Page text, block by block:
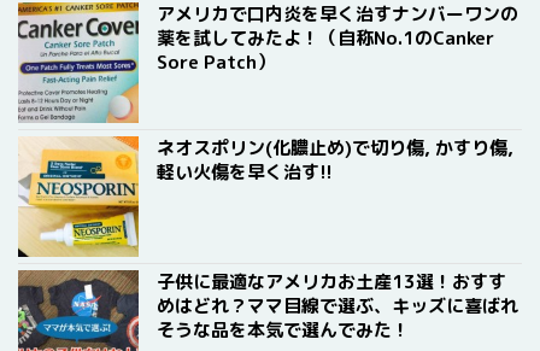
アメリカで口内炎を早く治すナンバーワンの
薬を試してみたよ！（自称No.1のCanker
Sore Patch）
ネオスポリン(化膿止め)で切り傷, かすり傷,
軽い火傷を早く治す!!
子供に最適なアメリカお土産13選！おすす
めはどれ？ママ目線で選ぶ、キッズに喜ばれ
そうな品を本気で選んでみた！